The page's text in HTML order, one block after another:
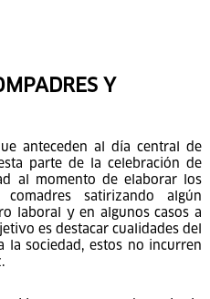
Y
anteceden al día central de
parte de la celebración de
al momento de elaborar los
satirizando algún
laboral y en algunos casos a
es destacar cualidades del
sociedad, estos no incurren